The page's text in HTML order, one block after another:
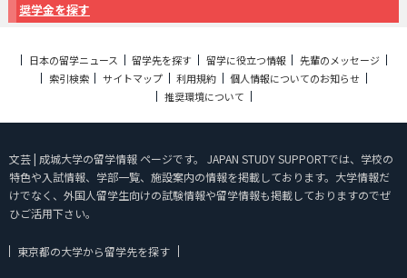
奨学金を探す
日本の留学ニュース 留学先を探す 留学に役立つ情報
先輩のメッセージ
索引検索
サイトマップ 利用規約
個人情報についてのお知らせ
推奨環境について
文芸 | 成城大学の留学情報 ページです。 JAPAN STUDY SUPPORTでは、学校の
特色や入試情報、学部一覧、施設案内の情報を掲載しております。大学情報だ
けでなく、外国人留学生向けの試験情報や留学情報も掲載しておりますのでぜ
ひご活用下さい。
東京都の大学から留学先を探す